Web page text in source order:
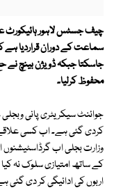
چیف جسٹس لاہور ہائیکورٹ
سماعت کے دوران قراردیا ہے
جاسکتا جبکہ ڈویژن بینچ نے
محفوظ کرلیا۔
کردی گئی ہے۔ اب کسی
وزارت بجلی اب گرڈاسٹیشنوں
کے ساتھ امتیازی سلوک نہ
اربوں کی ادائیگی کر دی